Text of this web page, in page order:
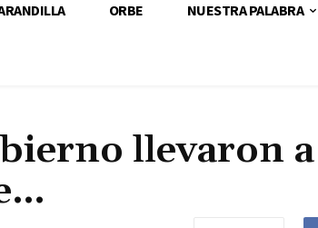
ORBE NUESTRA PALABRA
llevaron a